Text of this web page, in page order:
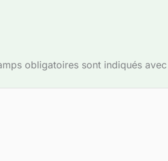
obligatoires sont indiqués avec